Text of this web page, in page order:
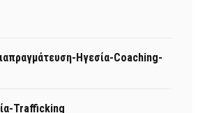
Ηγεσία-Coaching-
Trafficking